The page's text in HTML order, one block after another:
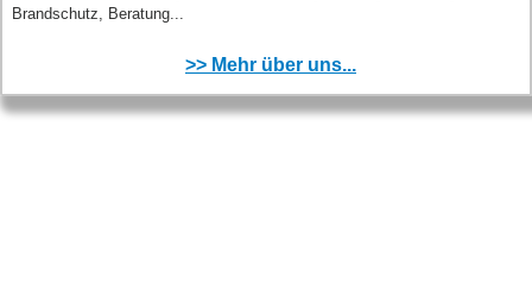
Brandschutz, Beratung...
>> Mehr über uns...